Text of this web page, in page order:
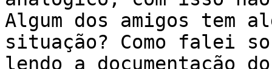
Algum dos amigos tem
situação? Como falei
lendo a documentação